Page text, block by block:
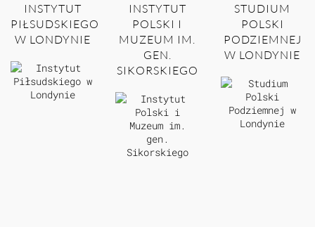
INSTYTUT
PIŁSUDSKIEGO
W LONDYNIE
INSTYTUT
POLSKI I
MUZEUM IM.
GEN.
SIKORSKIEGO
STUDIUM
POLSKI
PODZIEMNEJ
W LONDYNIE